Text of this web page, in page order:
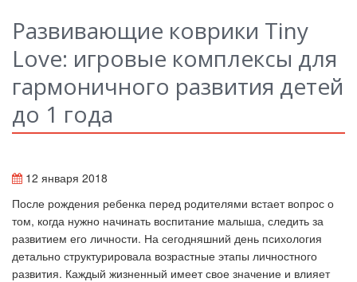
Развивающие коврики Tiny
Love: игровые комплексы для
гармоничного развития детей
до 1 года
12 января 2018
После рождения ребенка перед родителями встает вопрос о
том, когда нужно начинать воспитание малыша, следить за
развитием его личности. На сегодняшний день психология
детально структурировала возрастные этапы личностного
развития. Каждый жизненный имеет свое значение и влияет